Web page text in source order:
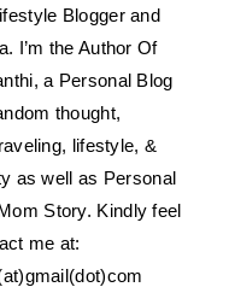
Blogger and
I’m the Author Of
a Personal Blog
thought,
lifestyle, &
as well as Personal
Story. Kindly feel
me at: